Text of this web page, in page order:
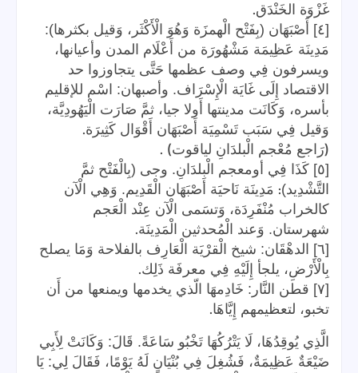
غَزْوَة الخَنْدَق.
[٤] أَصْبَهَان (بِفَتْح الْهمزَة وَهُوَ الْأَكْثَر، وَقيل بكثرها):
مَدِينَة عَظِيمَة مَشْهُورَة من أَعْلَام المدن وأعيانها،
ويسرفون فِي وصف عظمها حَتَّى يتجاوزوا حد
الاقتصاد إِلَى غَايَة الْإِسْرَاف. وأصبهان: اسْم للإقليم
بأسره، وَكَانَت مدينتها أَولا جيا، ثمَّ صَارَت الْيَهُودِيَّة،
وَقيل فِي سَبَب تَسْمِيَة أَصْبَهَان أَقْوَال كَثِيرَة.
(رَاجع مُعْجم الْبلدَانِ لياقوت) .
[٥] كَذَا فِي أومعجم الْبلدَانِ. وجى (بِالْفَتْح ثمَّ
التَّشْدِيد): مَدِينَة نَاحيَة أَصْبَهَان الْقَدِيم. وَهِي الْآن
كالخراب مُنْفَرِدَة، وَتسَمى الْآن عِنْد الْعَجم
شهرستان. وَعند الْمُحدثين الْمَدِينَة.
[٦] الدهْقَان: شيخ الْقرْيَة الْعَارِف بالفلاحة وَمَا يصلح
بِالْأَرْضِ، يلجأ إِلَيْهِ فِي معرفَة ذَلِك.
[٧] قطن النَّار: خَادِمهَا الّذي يخدمها ويمنعها من أَن
تخبو، لتعظيمهم إِيَّاهَا.
الَّذِي يُوقِدُهَا، لَا يَتْرُكُهَا تَخْبُو سَاعَةً. قَالَ: وَكَانَتْ لِأَبِي
ضَيْعَةٌ عَظِيمَةٌ، فَشُغِلَ فِي بُنْيَانٍ لَهُ يَوْمًا، فَقَالَ لِي: يَا